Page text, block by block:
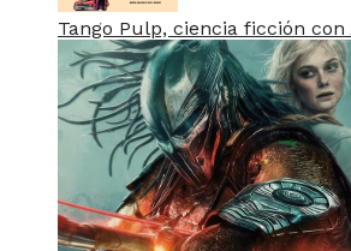
Tango Pulp, ciencia ficción con